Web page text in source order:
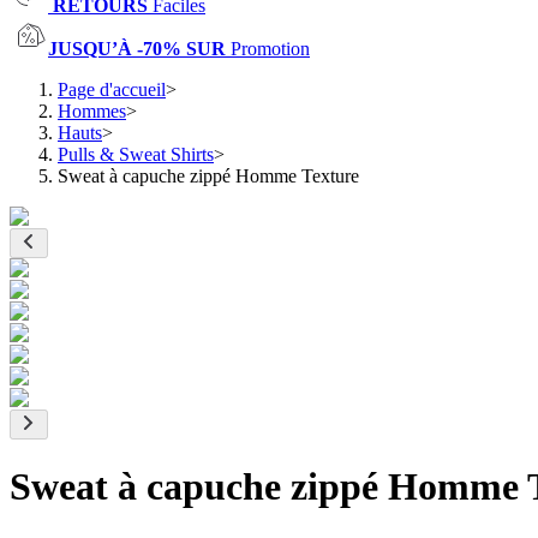
RETOURS Faciles
JUSQU’À -70% SUR Promotion
Page d'accueil>
Hommes>
Hauts>
Pulls & Sweat Shirts>
Sweat à capuche zippé Homme Texture
Sweat à capuche zippé Homme